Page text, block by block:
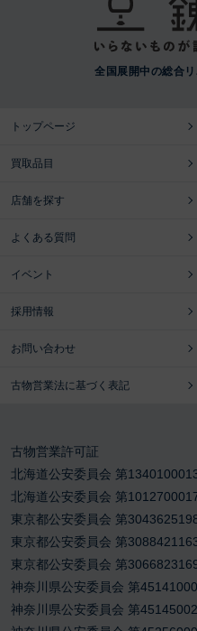
全国展開中の総合リ
トップページ
買取品目
店舗を探す
よくある質問
イベント
採用情報
お問い合わせ
古物営業法に基づく表記
古物営業許可証
北海道公安委員会 第
北海道公安委員会 第
東京都公安委員会 第
東京都公安委員会 第
東京都公安委員会 第
神奈川県公安委員会 第
神奈川県公安委員会 第